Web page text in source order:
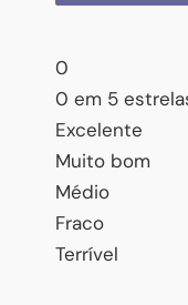
0
0 em 5
Excelente
Muito bom
Médio
Fraco
Terrível